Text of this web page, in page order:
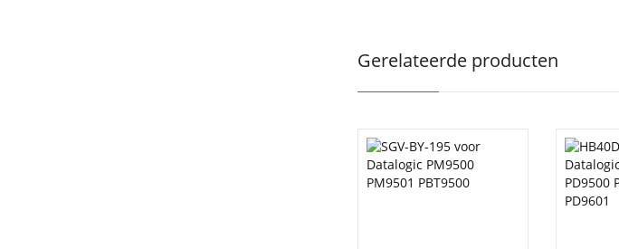
Gerelateerde producten